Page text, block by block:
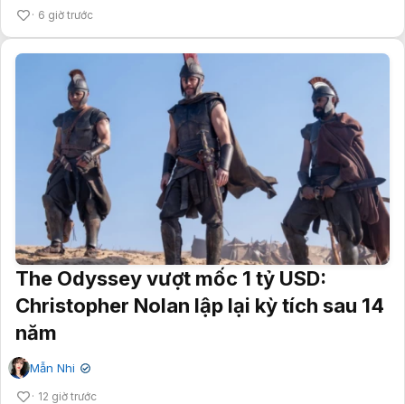
6 giờ trước
The Odyssey vượt mốc 1 tỷ USD:
Christopher Nolan lập lại kỳ tích sau 14
năm
Mẫn Nhi ✔
12 giờ trước